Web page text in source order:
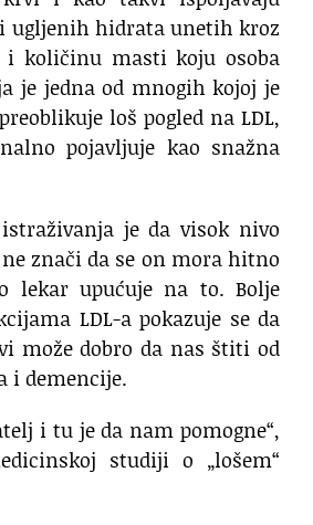
ugljenih hidrata unetih kroz
količinu masti koju osoba
je jedna od mnogih kojoj je
loš pogled na LDL,
pojavljuje kao snažna
je da visok nivo
znači da se on mora hitno
lekar upućuje na to. Bolje
LDL-a pokazuje se da
može dobro da nas štiti od
i demencije.
i tu je da nam pomogne“,
studiji o „lošem“